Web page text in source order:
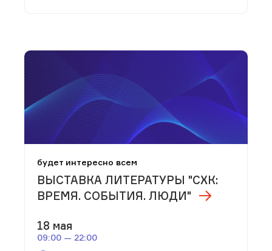
будет интересно всем
ВЫСТАВКА ЛИТЕРАТУРЫ "СХК:
ВРЕМЯ. СОБЫТИЯ. ЛЮДИ"
18 мая
09:00 — 22:00